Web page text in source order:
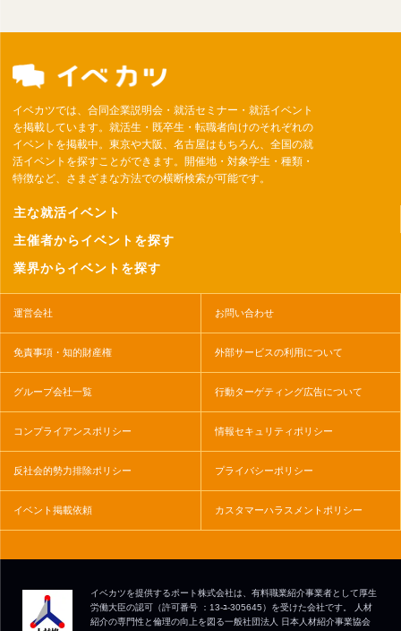
イベカツでは、合同企業説明会・就活セミナー・就活イベント
を掲載しています。就活生・既卒生・転職者向けのそれぞれの
イベントを掲載中。東京や大阪、名古屋はもちろん、全国の就
活イベントを探すことができます。開催地・対象学生・種類・
特徴など、さまざまな方法での横断検索が可能です。
主な就活イベント
主催者からイベントを探す
業界からイベントを探す
運営会社 お問い合わせ
免責事項・知的財産権 外部サービスの利用について
グループ会社一覧 行動ターゲティング広告について
コンプライアンスポリシー 情報セキュリティポリシー
反社会的勢力排除ポリシー プライバシーポリシー
イベント掲載依頼 カスタマーハラスメントポリシー